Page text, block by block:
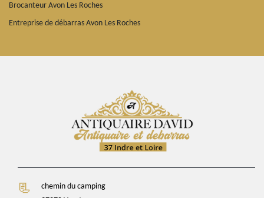
Brocanteur Avon Les Roches
Entreprise de débarras Avon Les Roches
chemin du camping